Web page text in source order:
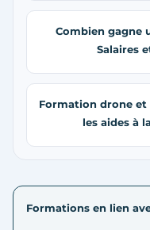
Combien gagne
Salaires
Formation drone et
les aides à
Formations en lien